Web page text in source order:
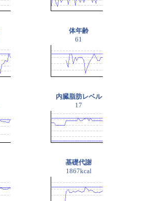
体年齢
61
内臓脂肪レベル
17
基礎代謝
1867kcal